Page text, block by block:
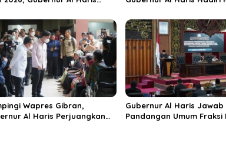
Wisata Budaya
Tanjungjabung Timur
Wapres Gibran,
Al Haris Perjuangkan
Gubernur Al Haris Jawab
Pandangan Umum Fraksi